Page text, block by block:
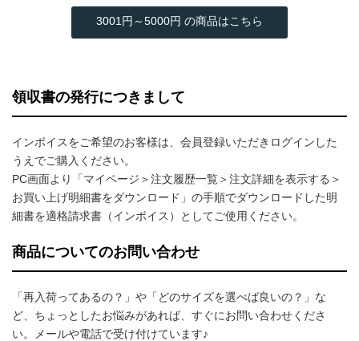
3001円～5000円 の商品はこちら
領収書の発行につきまして
インボイスをご希望のお客様は、会員登録いただきログインした
うえでご購入ください。
PC画面より「マイページ＞注文履歴一覧＞注文詳細を表示する＞
お買い上げ明細書をダウンロード」の手順でダウンロードした明
細書を適格請求書（インボイス）としてご使用ください。
商品についてのお問い合わせ
「再入荷ってあるの？」や「どのサイズを選べば良いの？」な
ど、ちょっとしたお悩みがあれば、すぐにお問い合わせくださ
い。メールや電話で受け付けています♪